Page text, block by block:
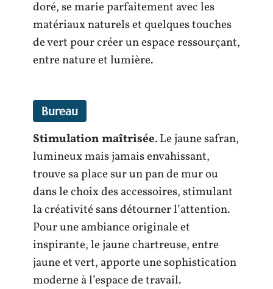
doré, se marie parfaitement avec les
matériaux naturels et quelques touches
de vert pour créer un espace ressourçant,
entre nature et lumière.
Bureau
Stimulation maîtrisée. Le jaune safran,
lumineux mais jamais envahissant,
trouve sa place sur un pan de mur ou
dans le choix des accessoires, stimulant
la créativité sans détourner l’attention.
Pour une ambiance originale et
inspirante, le jaune chartreuse, entre
jaune et vert, apporte une sophistication
moderne à l’espace de travail.